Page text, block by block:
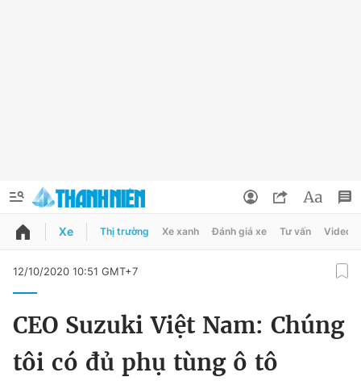
QUẢNG CÁO
Đổi mật khẩu
Tin đã lưu
Xe Thị trường Xe xanh Đánh giá xe Tư vấn Video
12/10/2020 10:51 GMT+7
CEO Suzuki Việt Nam: Chúng
tôi có đủ phụ tùng ô tô